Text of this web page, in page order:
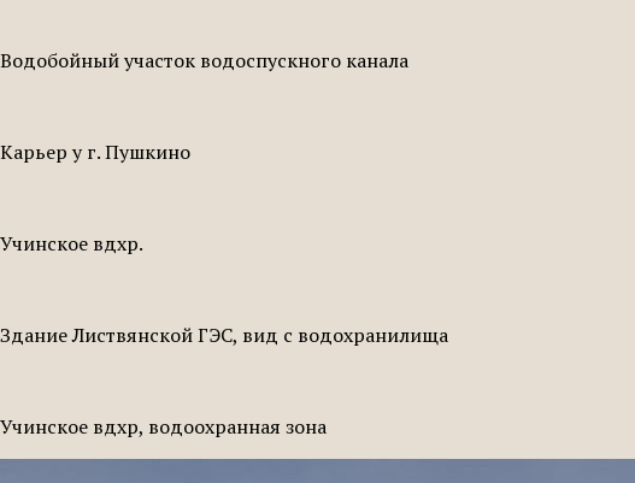
Водобойный участок водоспускного канала
Карьер у г. Пушкино
Учинское вдхр.
Здание Листвянской ГЭС, вид с водохранилища
Учинское вдхр, водоохранная зона